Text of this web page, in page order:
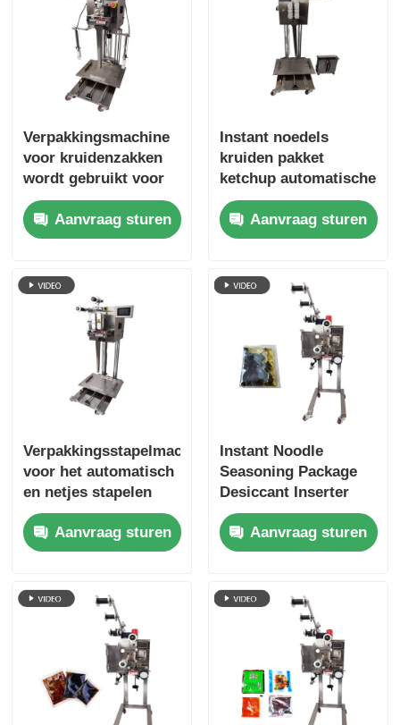
de verpakkingsmachine van de netwerkzak
Verticale Verpakkingsmachine
Horizontale Verpakkingsmachine
Poeder verpakkingsmachine
Andere automaat
Verpakkingsverwerkende diensten
Verpakkingsmateriaal
Gespesialiseerde productielijn
Verpakkingsmachine
voor kruidenzakken
wordt gebruikt voor
geautomatiseerde
verpakkingsapparatuur
in de
industrie
Aanvraag sturen
Instant noedels
kruiden pakket
ketchup automatische
zak stapelmachine
om secundaire
vervuiling te
Aanvraag sturen
Verpakkingsstapelmachine
voor het automatisch
en netjes stapelen
van kruiden zonder
handmatig stapelen
Aanvraag sturen
Instant Noodle
Seasoning Package
Desiccant Inserter
Machine 220
zakken/min
Aanvraag sturen